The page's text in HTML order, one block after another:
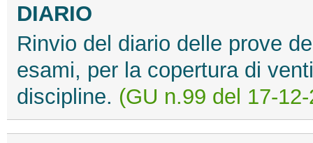
DIARIO
Rinvio del diario delle prove
esami, per la copertura di
discipline. (GU n.99 del 17-